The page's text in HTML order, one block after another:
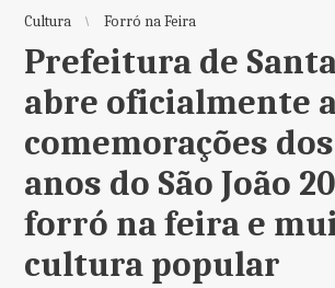
Cultura Forró na Feira
Prefeitura de
abre oficialmente
comemorações
anos do São João
forró na feira e
cultura popular